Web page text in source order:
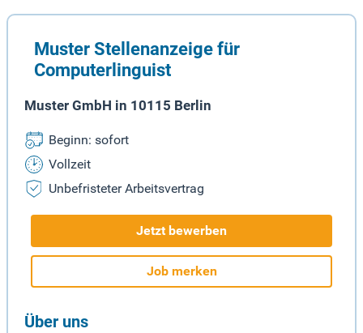
Muster Stellenanzeige für
Computerlinguist
Muster GmbH in 10115 Berlin
Beginn: sofort
Vollzeit
Unbefristeter Arbeitsvertrag
Jetzt bewerben
Job merken
Über uns